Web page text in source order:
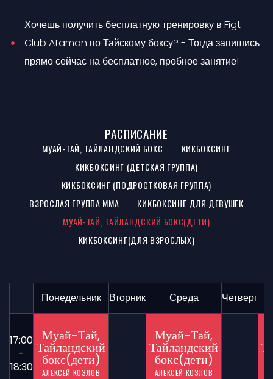
Хочешь получить бесплатную тренировку в Figt
Club Ataman по Тайскому боксу? - Тогда запишись
прямо сейчас на бесплатное, пробное занятие!
РАСПИСАНИЕ
МУАЙ-ТАЙ, ТАЙЛАНДСКИЙ БОКС
КИКБОКСИНГ
КИКБОКСИНГ (ДЕТСКАЯ ГРУППА)
КИКБОКСИНГ (ПОДРОСТКОВАЯ ГРУППА)
ВЗРОСЛАЯ ГРУППА ММА
КИКБОКСИНГ ДЛЯ ДЕВУШЕК
МУАЙ-ТАЙ, ТАЙЛАНДСКИЙ БОКС(ДЕТИ)
КИКБОКСИНГ(ДЛЯ ВЗРОСЛЫХ)
Понедельник Вторник Среда Четверг
17:00
-
18:30
Муай-Тай,
Тайландский
бокс(дети)
АЛЕКСЕЙ КОЗЛОВ
Муай-Тай,
Тайландский
бокс(дети)
АЛЕКСЕЙ КОЗЛОВ